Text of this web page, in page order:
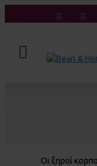
Οι ξηροί